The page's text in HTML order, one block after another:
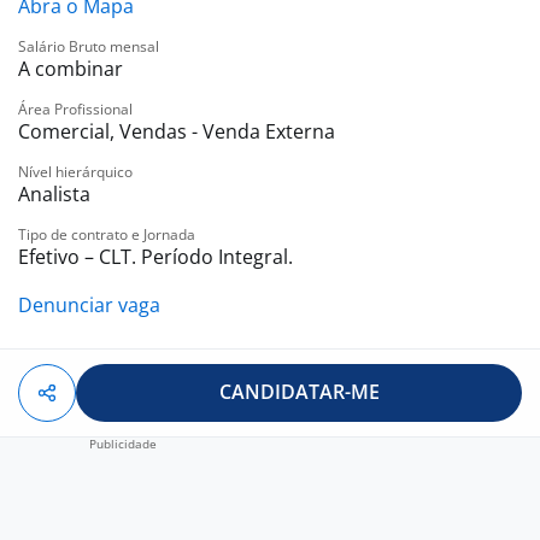
O que você precisa ter?
Ensino Médio Completo (2º Grau);
CNH Valida;
Veículo próprio;
Benefícios
Comissão atrativo sem limites, R$ 5 à R$ 6 mil reais +
Vale Refeição ou Alimentação
Premiações;
Celular Corporativo;
Plano de Carreira;
Seguro de Vida Sulamérica;
Abra o Mapa
Salário Bruto mensal
A combinar
Área Profissional
Comercial, Vendas - Venda Externa
Nível hierárquico
Analista
Tipo de contrato e Jornada
Efetivo – CLT. Período Integral.
Denunciar vaga
CANDIDATAR-ME